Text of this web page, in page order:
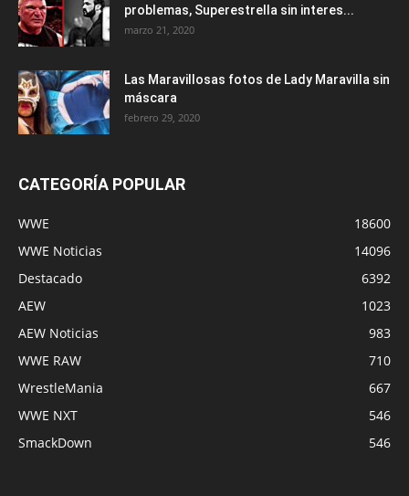
problemas, Superestrella sin interes...
marzo 21, 2020
Las Maravillosas fotos de Lady Maravilla sin
máscara
febrero 29, 2020
CATEGORÍA POPULAR
WWE
18600
WWE Noticias
14096
Destacado
6392
AEW
1023
AEW Noticias
983
WWE RAW
710
WrestleMania
667
WWE NXT
546
SmackDown
546